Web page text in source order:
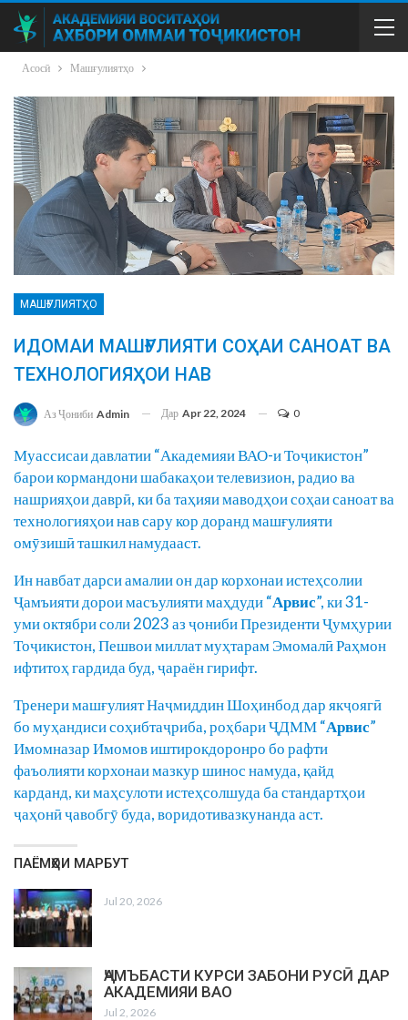
Асосӣ Машғулиятҳо
МАШҒУЛИЯТҲО
ИДОМАИ МАШҒУЛИЯТИ СОҲАИ САНОАТ ВА
ТЕХНОЛОГИЯҲОИ НАВ
Аз Ҷониби Admin Дар Apr 22, 2024 0
Муассисаи давлатии “Академияи ВАО-и Тоҷикистон”
барои кормандони шабакаҳои телевизион, радио ва
нашрияҳои даврӣ, ки ба таҳияи маводҳои соҳаи саноат ва
технологияҳои нав сару кор доранд машғулияти
омӯзишӣ ташкил намудааст.
Ин навбат дарси амалии он дар корхонаи истеҳсолии
Ҷамъияти дорои масъулияти маҳдуди “Арвис”, ки 31-
уми октябри соли 2023 аз ҷониби Президенти Ҷумҳурии
Тоҷикистон, Пешвои миллат муҳтарам Эмомалӣ Раҳмон
ифтитоҳ гардида буд, ҷараён гирифт.
Тренери машғулият Наҷмиддин Шоҳинбод дар якҷоягӣ
бо муҳандиси соҳибтаҷриба, роҳбари ҶДММ “Арвис”
Имомназар Имомов иштирокдоронро бо рафти
фаъолияти корхонаи мазкур шинос намуда, қайд
карданд, ки маҳсулоти истеҳсолшуда ба стандартҳои
ҷаҳонӣ ҷавобгӯ буда, воридотивазкунанда аст.
ПАЁМҲОИ МАРБУТ
Jul 20, 2026
ҶАМЪБАСТИ КУРСИ ЗАБОНИ РУСӢ ДАР
АКАДЕМИЯИ ВАО
Jul 2, 2026